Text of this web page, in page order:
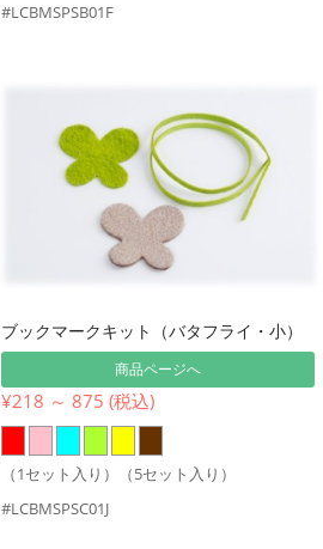
#LCBMSPSB01F
ブックマークキット（バタフライ・小）
商品ページへ
¥218 ～ 875 (税込)
（1セット入り）（5セット入り）
#LCBMSPSC01J